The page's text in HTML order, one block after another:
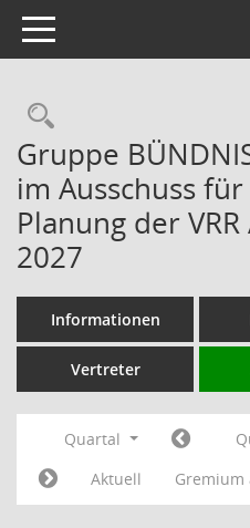
Toggle navigation
Gruppe
im Ausschuss
Planung der
2027
Informationen
Vertreter
Quartal
Aktuell
Gremium